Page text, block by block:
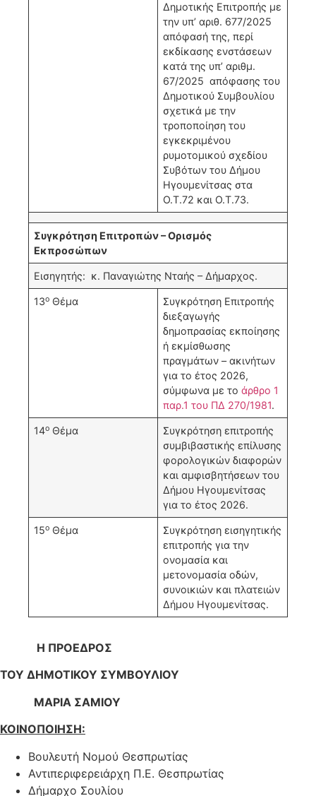
Δημοτικής Επιτροπής με
την υπ’ αριθ. 677/2025
απόφασή της, περί
εκδίκασης ενστάσεων
κατά της υπ’ αριθμ.
67/2025 απόφασης του
Δημοτικού Συμβουλίου
σχετικά με την
τροποποίηση του
εγκεκριμένου
ρυμοτομικού σχεδίου
Συβότων του Δήμου
Ηγουμενίτσας στα
Ο.Τ.72 και Ο.Τ.73.
Συγκρότηση Επιτροπών – Ορισμός
Εκπροσώπων
Εισηγητής: κ. Παναγιώτης Νταής – Δήμαρχος.
13ο Θέμα
Συγκρότηση Επιτροπής
διεξαγωγής
δημοπρασίας εκποίησης
ή εκμίσθωσης
πραγμάτων – ακινήτων
για το έτος 2026,
σύμφωνα με τοάρθρο 1
παρ.1 του ΠΔ 270/1981.
14ο Θέμα
Συγκρότηση επιτροπής
συμβιβαστικής επίλυσης
φορολογικών διαφορών
και αμφισβητήσεων του
Δήμου Ηγουμενίτσας
για το έτος 2026.
15ο Θέμα
Συγκρότηση εισηγητικής
επιτροπής για την
ονομασία και
μετονομασία οδών,
συνοικιών και πλατειών
Δήμου Ηγουμενίτσας.
Η ΠΡΟΕΔΡΟΣ
ΤΟΥ ΔΗΜΟΤΙΚΟΥ ΣΥΜΒΟΥΛΙΟΥ
ΜΑΡΙΑ ΣΑΜΙΟΥ
ΚΟΙΝΟΠΟΙΗΣΗ:
Βουλευτή Νομού Θεσπρωτίας
Αντιπεριφερειάρχη Π.Ε. Θεσπρωτίας
Δήμαρχο Σουλίου